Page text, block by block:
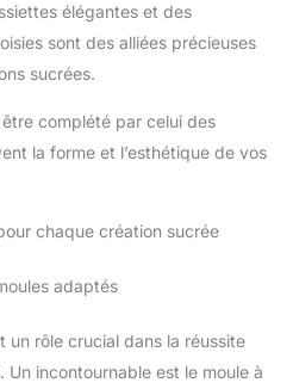
élégantes et des
sont des alliées précieuses
sucrées.
complété par celui des
la forme et l’esthétique de vos
chaque création sucrée
adaptés
un rôle crucial dans la réussite
incontournable est le moule à